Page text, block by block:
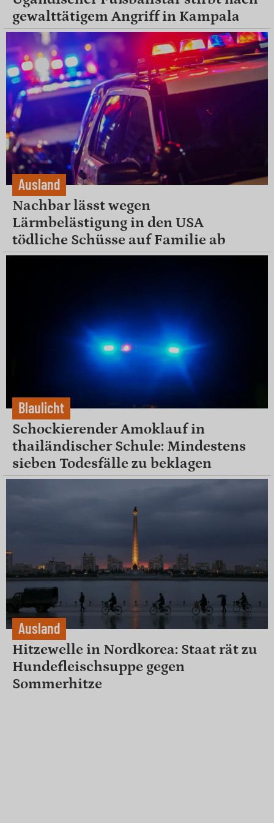
gewalttätigem Angriff in Kampala
Ausland
Nachbar lässt wegen
Lärmbelästigung in den USA
tödliche Schüsse auf Familie ab
Blaulicht
Schockierender Amoklauf in
thailändischer Schule: Mindestens
sieben Todesfälle zu beklagen
Ausland
Hitzewelle in Nordkorea: Staat rät zu
Hundefleischsuppe gegen
Sommerhitze